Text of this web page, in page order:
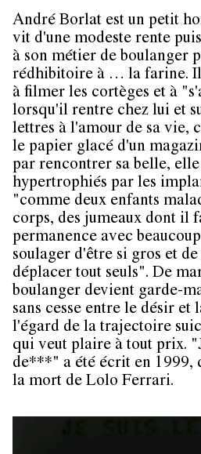
André Borlat est un petit
vit d'une modeste rente
à son métier de boulanger
rédhibitoire à … la farine. Il
à filmer les cortèges et à
lorsqu'il rentre chez lui et
lettres à l'amour de sa vie,
le papier glacé d'un
par rencontrer sa belle, elle
hypertrophiés par les
"comme deux enfants
corps, des jumeaux dont il
permanence avec
soulager d'être si gros et
déplacer tout seuls". De
boulanger devient garde-
sans cesse entre le désir et
l'égard de la trajectoire
qui veut plaire à tout prix.
de***" a été écrit en 1999,
la mort de Lolo Ferrari.